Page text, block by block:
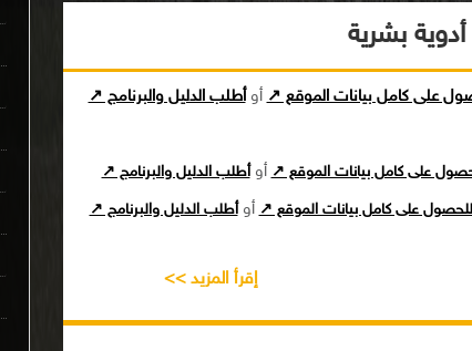
بشرية
على كامل بيانات الموقع ↗ أوأطلب الدليل والبرنامج ↗
على كامل بيانات الموقع ↗ أوأطلب الدليل والبرنامج ↗
على كامل بيانات الموقع ↗ أوأطلب الدليل والبرنامج ↗
إقرأ المزيد >>